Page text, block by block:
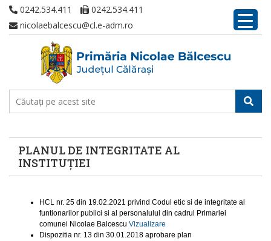
0242.534.411
0242.534.411
nicolaebalcescu@cl.e-adm.ro
PLANUL DE INTEGRITATE AL
INSTITUȚIEI
HCL nr. 25 din 19.02.2021 privind Codul etic si de integritate al
funtionarilor publici si al personalului din cadrul Primariei
comunei Nicolae Balcescu Vizualizare
Dispozitia nr. 13 din 30.01.2018 aprobare plan